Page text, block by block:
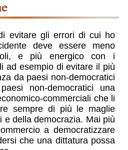
evitare gli errori di cui ho
deve essere meno
e più energico con i
ad esempio di evitare il più
da paesi non-democratici
non-democratici una
commerciali che li
sempre di più le maglie
e della democrazia. Mai più
a democratizzare
che una dittatura possa